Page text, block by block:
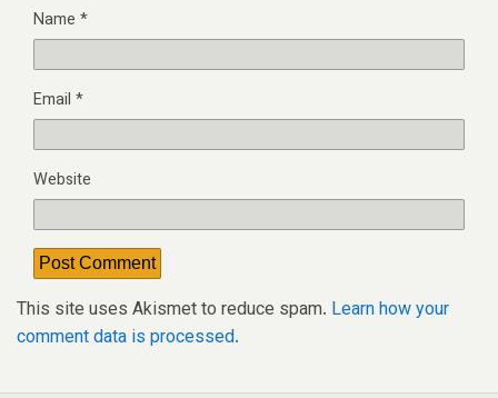
Name *
Email *
Website
This site uses Akismet to reduce spam. Learn how your
comment data is processed.